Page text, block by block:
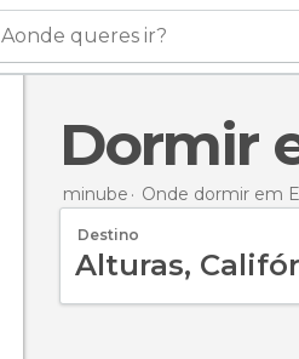
Aonde queres ir?
Dormir
minube Onde dormir em
Destino